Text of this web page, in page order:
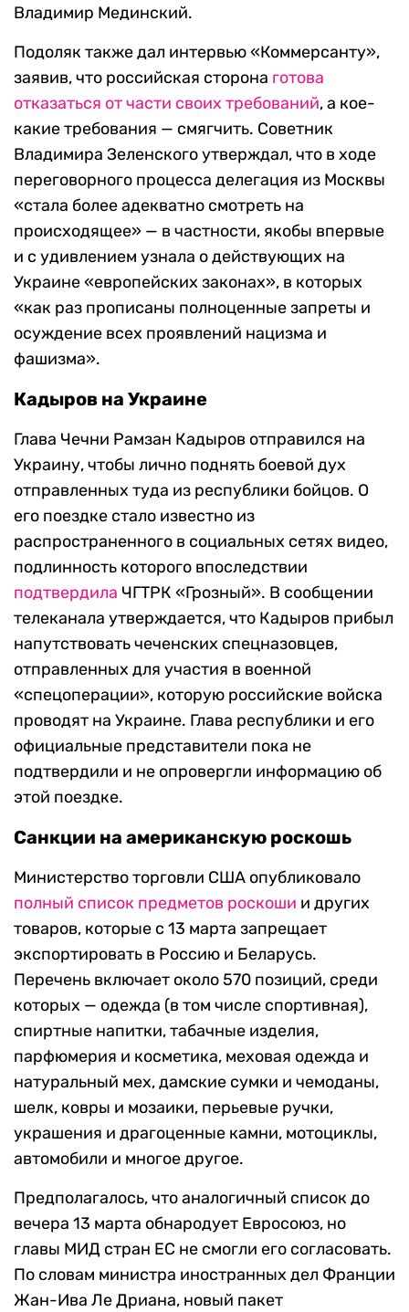
Владимир Мединский.
Подоляк также дал интервью «Коммерсанту»,
заявив, что российская сторона готова
отказаться от части своих требований, а кое-
какие требования — смягчить. Советник
Владимира Зеленского утверждал, что в ходе
переговорного процесса делегация из Москвы
«стала более адекватно смотреть на
происходящее» — в частности, якобы впервые
и с удивлением узнала о действующих на
Украине «европейских законах», в которых
«как раз прописаны полноценные запреты и
осуждение всех проявлений нацизма и
фашизма».
Кадыров на Украине
Глава Чечни Рамзан Кадыров отправился на
Украину, чтобы лично поднять боевой дух
отправленных туда из республики бойцов. О
его поездке стало известно из
распространенного в социальных сетях видео,
подлинность которого впоследствии
подтвердила ЧГТРК «Грозный». В сообщении
телеканала утверждается, что Кадыров прибыл
напутствовать чеченских спецназовцев,
отправленных для участия в военной
«спецоперации», которую российские войска
проводят на Украине. Глава республики и его
официальные представители пока не
подтвердили и не опровергли информацию об
этой поездке.
Санкции на американскую роскошь
Министерство торговли США опубликовало
полный список предметов роскоши и других
товаров, которые с 13 марта запрещает
экспортировать в Россию и Беларусь.
Перечень включает около 570 позиций, среди
которых — одежда (в том числе спортивная),
спиртные напитки, табачные изделия,
парфюмерия и косметика, меховая одежда и
натуральный мех, дамские сумки и чемоданы,
шелк, ковры и мозаики, перьевые ручки,
украшения и драгоценные камни, мотоциклы,
автомобили и многое другое.
Предполагалось, что аналогичный список до
вечера 13 марта обнародует Евросоюз, но
главы МИД стран ЕС не смогли его согласовать.
По словам министра иностранных дел Франции
Жан-Ива Ле Дриана, новый пакет